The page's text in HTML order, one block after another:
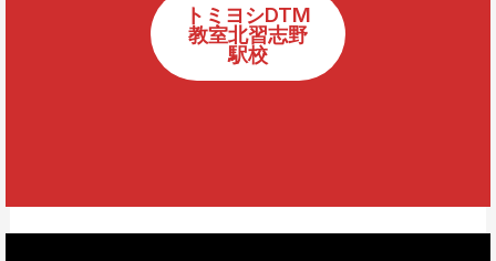
トミヨシDTM
教室北習志野
駅校